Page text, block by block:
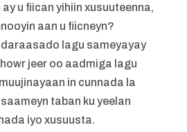
u fiican yihiin xusuuteenna,
aan u fiicneyn?
lagu sameyayay
jeer oo aadmiga lagu
in cunnada la
taban ku yeelan
iyo xusuusta.